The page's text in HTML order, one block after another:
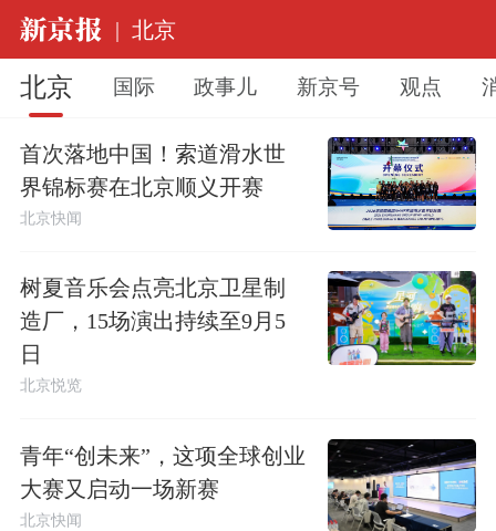
| 北京
北京 国际 政事儿 新京号 观点
首次落地中国！索道滑水世
界锦标赛在北京顺义开赛
北京快闻
树夏音乐会点亮北京卫星制
造厂，15场演出持续至9月5
日
北京悦览
青年“创未来”，这项全球创业
大赛又启动一场新赛
北京快闻